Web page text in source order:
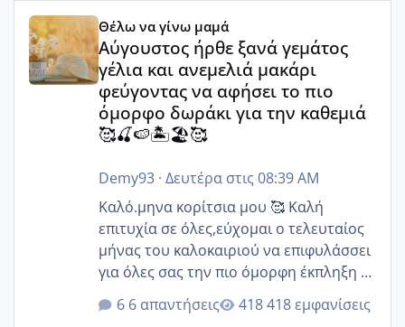
Αύγουστος ήρθε ξανά γεμάτος γέλια και ανεμελιά
Θέλω να γίνω μαμά
Αύγουστος ήρθε ξανά γεμάτος
γέλια και ανεμελιά μακάρι
φεύγοντας να αφήσει το πιο
όμορφο δωράκι για την καθεμιά
🥰🍒🍉🏝️🏖️🥰
Demy93· Δευτέρα στις 08:39 AM
Καλό.μηνα κορίτσια μου 🥰 Καλή
επιτυχία σε όλες,εύχομαι ο τελευταίος
μήνας του καλοκαιριού να επιφυλάσσει
για όλες σας την πιο όμορφη έκπληξη 🧿
@Elk @Melikara86 @Παρασκευαιδου
@Zenia z @melitiniღ @Christi.D.
6 απαντήσεις 418 εμφανίσεις